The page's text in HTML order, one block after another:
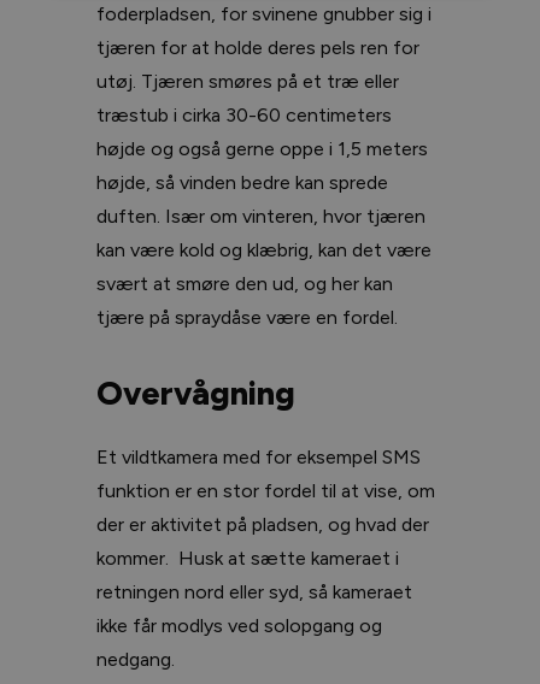
foderpladsen, for svinene gnubber sig i
tjæren for at holde deres pels ren for
utøj. Tjæren smøres på et træ eller
træstub i cirka 30-60 centimeters
højde og også gerne oppe i 1,5 meters
højde, så vinden bedre kan sprede
duften. Især om vinteren, hvor tjæren
kan være kold og klæbrig, kan det være
svært at smøre den ud, og her kan
tjære på spraydåse være en fordel.
Overvågning
Et vildtkamera med for eksempel SMS
funktion er en stor fordel til at vise, om
der er aktivitet på pladsen, og hvad der
kommer. Husk at sætte kameraet i
retningen nord eller syd, så kameraet
ikke får modlys ved solopgang og
nedgang.